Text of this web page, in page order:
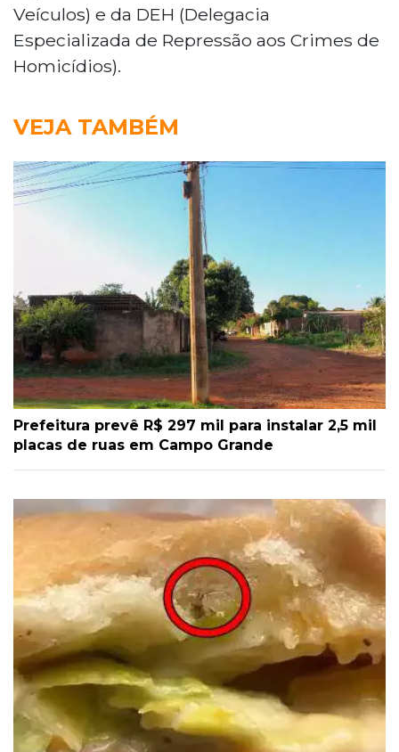
Veículos) e da DEH (Delegacia
Especializada de Repressão aos Crimes de
Homicídios).
VEJA TAMBÉM
Prefeitura prevê R$ 297 mil para instalar 2,5 mil
placas de ruas em Campo Grande